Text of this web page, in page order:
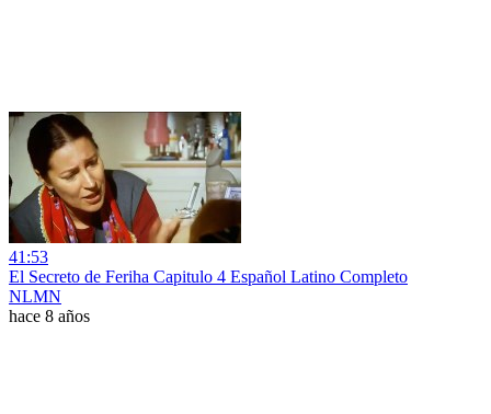
41:53
El Secreto de Feriha Capitulo 4 Español Latino Completo
NLMN
hace 8 años